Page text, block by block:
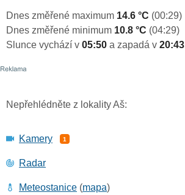
Dnes změřené maximum 14.6 °C (00:29)
Dnes změřené minimum 10.8 °C (04:29)
Slunce vychází v 05:50 a zapadá v 20:43
Nepřehlédněte z lokality Aš:
Kamery 1
Radar
Meteostanice (mapa)